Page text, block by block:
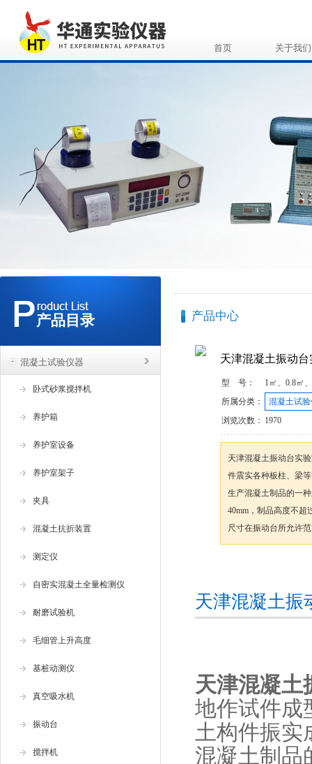
首页 关于我们
产品目录
混凝土试验仪器
卧式砂浆搅拌机
养护箱
养护室设备
养护室架子
夹具
混凝土抗折装置
测定仪
自密实混凝土全量检测仪
耐磨试验机
毛细管上升高度
基桩动测仪
真空吸水机
振动台
搅拌机
产品中心
天津混凝土振动
型 号：
1㎡、0.8㎡
所属分类：
混凝土试
浏览次数： 1970
天津混凝土振动台实
件震实各种板柱、梁
生产混凝土制品的一
40mm，制品高度不超
尺寸在振动台所允许
天津混凝土振
天津混凝土
地作试件成
土构件振实
混凝土制品